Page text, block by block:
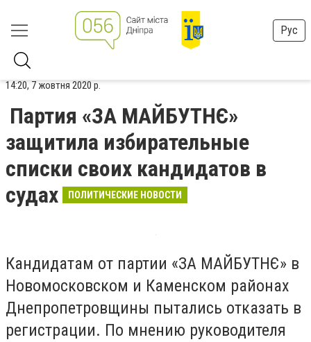
Рус
14:20, 7 жовтня 2020 р.
Партия «ЗА МАЙБУТНЄ»
защитила избирательные
списки своих кандидатов в
судах
ПОЛИТИЧЕСКИЕ НОВОСТИ
Кандидатам от партии «ЗА МАЙБУТНЄ» в
Новомосковском и Каменском районах
Днепропетровщины пытались отказать в
регистрации. По мнению руководителя